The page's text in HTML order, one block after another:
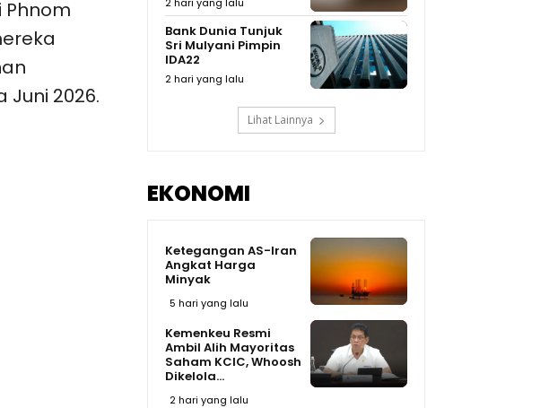
Phnom
2026.
Bank Dunia Tunjuk
Sri Mulyani Pimpin
IDA22
2 hari yang lalu
Lihat Lainnya
EKONOMI
Ketegangan AS-Iran
Angkat Harga
Minyak
5 hari yang lalu
Kemenkeu Resmi
Ambil Alih Mayoritas
Saham KCIC, Whoosh
Dikelola...
2 hari yang lalu